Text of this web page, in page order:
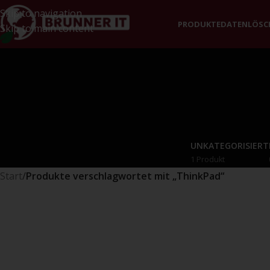
Skip to navigation
Skip to main content
PRODUKTE
UNKATEGORISIERT
1 Produkt
Start/Produkte verschlagwortet mit „ThinkPad“